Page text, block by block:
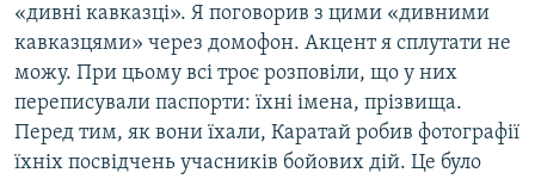
«дивні кавказці». Я поговорив з цими «дивними
кавказцями» через домофон. Акцент я сплутати не
можу. При цьому всі троє розповіли, що у них
переписували паспорти: їхні імена, прізвища.
Перед тим, як вони їхали, Каратай робив фотографії
їхніх посвідчень учасників бойових дій. Це було